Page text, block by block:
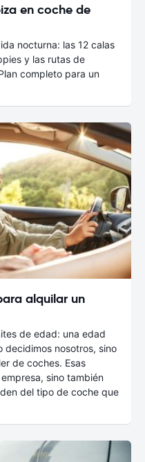
en coche de
nocturna: las 12 calas
y las rutas de
completo para un
alquilar un
de edad: una edad
decidimos nosotros, sino
de coches. Esas
sino también
del tipo de coche que